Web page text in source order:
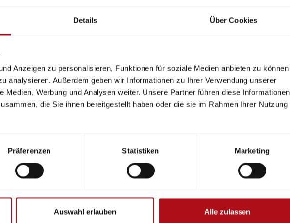
Details Über Cookies
Anzeigen zu personalisieren, Funktionen für soziale Medien anbieten zu können
analysieren. Außerdem geben wir Informationen zu Ihrer Verwendung unserer
Medien, Werbung und Analysen weiter. Unsere Partner führen diese Informationen
die Sie ihnen bereitgestellt haben oder die sie im Rahmen Ihrer Nutzung
Präferenzen Statistiken Marketing
Auswahl erlauben Alle zulassen